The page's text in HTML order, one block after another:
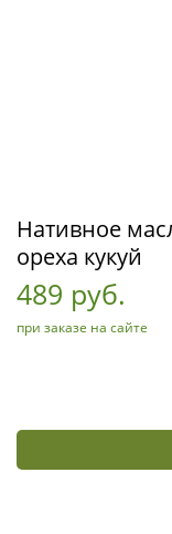
Нативное
ореха кукуй
489 руб.
при заказе на сайте